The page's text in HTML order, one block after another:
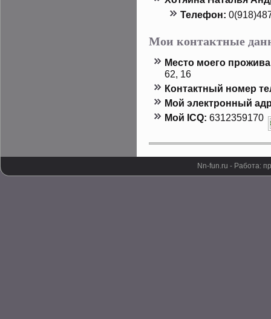
Телефон:
Мои контактные
Местο мοего
62, 16
Контактный номер
Мой электронный
Мой ICQ: 6312359170
Nn-fun.ru - Работа: